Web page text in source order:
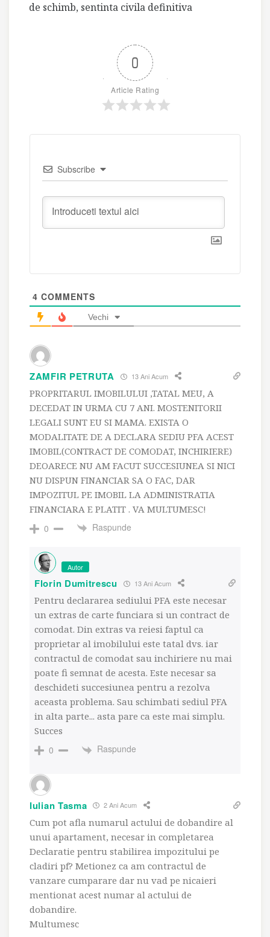
de schimb, sentinta civila definitiva
0
Article Rating
Subscribe
4 COMMENTS
Vechi
ZAMFIR PETRUTA 13 Ani Acum
PROPRITARUL IMOBILULUI ,TATAL MEU, A
DECEDAT IN URMA CU 7 ANI. MOSTENITORII
LEGALI SUNT EU SI MAMA. EXISTA O
MODALITATE DE A DECLARA SEDIU PFA ACEST
IMOBIL(CONTRACT DE COMODAT, INCHIRIERE)
DEOARECE NU AM FACUT SUCCESIUNEA SI NICI
NU DISPUN FINANCIAR SA O FAC, DAR
IMPOZITUL PE IMOBIL LA ADMINISTRATIA
FINANCIARA E PLATIT . VA MULTUMESC!
0
Raspunde
Autor
Florin Dumitrescu 13 Ani Acum
Pentru declararea sediului PFA este necesar
un extras de carte funciara si un contract de
comodat. Din extras va reiesi faptul ca
proprietar al imobilului este tatal dvs. iar
contractul de comodat sau inchiriere nu mai
poate fi semnat de acesta. Este necesar sa
deschideti succesiunea pentru a rezolva
aceasta problema. Sau schimbati sediul PFA
in alta parte... asta pare ca este mai simplu.
Succes
0
Raspunde
Iulian Tasma 2 Ani Acum
Cum pot afla numarul actului de dobandire al
unui apartament, necesar in completarea
Declaratie pentru stabilirea impozitului pe
cladiri pf? Metionez ca am contractul de
vanzare cumparare dar nu vad pe nicaieri
mentionat acest numar al actului de
dobandire.
Multumesc